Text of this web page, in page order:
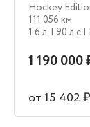
Hockey
111 056 км
1.6 л. | 90 л.c |
1 190 000
от 15 402